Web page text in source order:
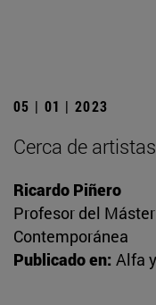
05 | 01 | 2023
Cerca de
Ricardo Piñero
Profesor del
Contemporánea
Publicado en: Alfa